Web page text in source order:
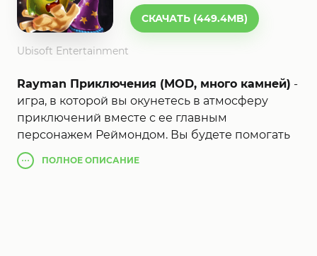
СКАЧАТЬ (449.4MB)
Ubisoft Entertainment
Rayman Приключения (MOD, много камней) -
игра, в которой вы окунетесь в атмосферу
приключений вместе с ее главным
персонажем Реймондом. Вы будете помогать
ему освобождать его друзей светлячков из
заключения, собирая все монетки и маленьких
ПОЛНОЕ ОПИСАНИЕ